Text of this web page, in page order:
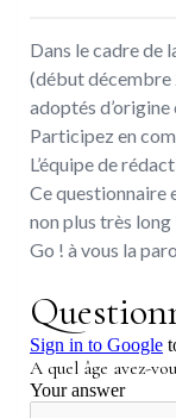
Dans le cadre de
(début décembre
adoptés
Participez en
L’équipe de
Ce questionnaire
non plus très long
Go ! à vous la